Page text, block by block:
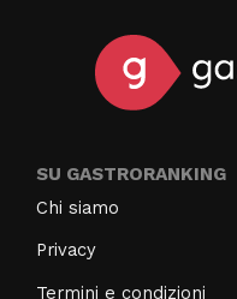
SU GASTRORANKING
Chi siamo
Privacy
Termini e condizioni